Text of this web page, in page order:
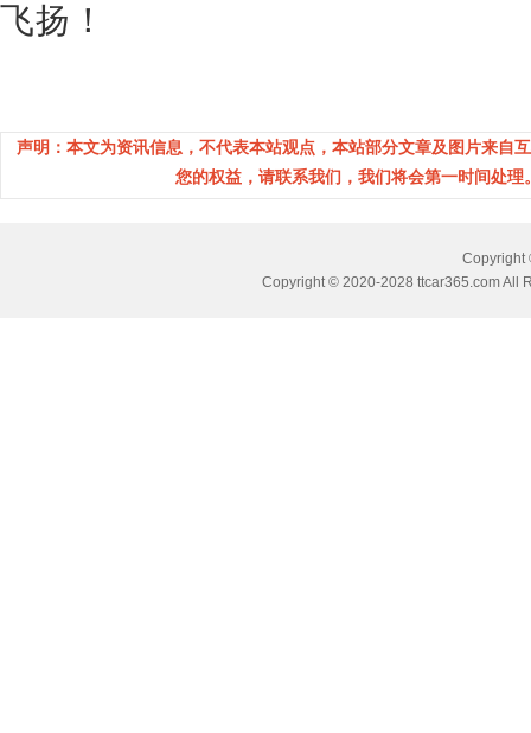
飞扬！
声明：本文为资讯信息，不代表本站观点，本站部分文章及图片来自
您的权益，请联系我们，我们将会第一时间处
Copyright
Copyright © 2020-2028 ttcar365.com All